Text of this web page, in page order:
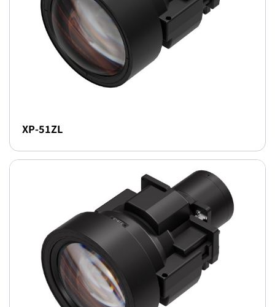
XP-51ZL